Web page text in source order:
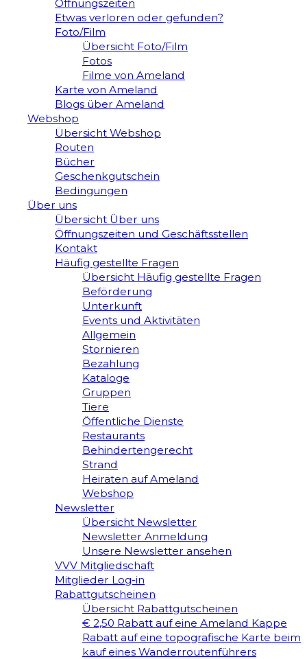
Öffnungszeiten
Etwas verloren oder gefunden?
Foto/Film
Übersicht Foto/Film
Fotos
Filme von Ameland
Karte von Ameland
Blogs über Ameland
Webshop
Übersicht Webshop
Routen
Bücher
Geschenkgutschein
Bedingungen
Über uns
Übersicht Über uns
Öffnungszeiten und Geschäftsstellen
Kontakt
Häufig gestellte Fragen
Übersicht Häufig gestellte Fragen
Beförderung
Unterkunft
Events und Aktivitäten
Allgemein
Stornieren
Bezahlung
Kataloge
Gruppen
Tiere
Öffentliche Dienste
Restaurants
Behindertengerecht
Strand
Heiraten auf Ameland
Webshop
Newsletter
Übersicht Newsletter
Newsletter Anmeldung
Unsere Newsletter ansehen
VVV Mitgliedschaft
Mitglieder Log-in
Rabattgutscheinen
Übersicht Rabattgutscheinen
€ 2,50 Rabatt auf eine Ameland Kappe
Rabatt auf eine topografische Karte beim
kauf eines Wanderroutenführers